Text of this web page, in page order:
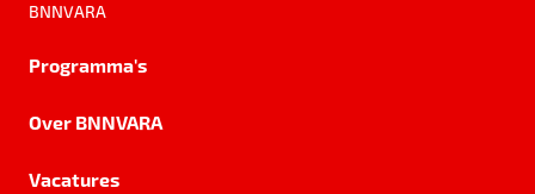
BNNVARA
Programma's
Over BNNVARA
Vacatures